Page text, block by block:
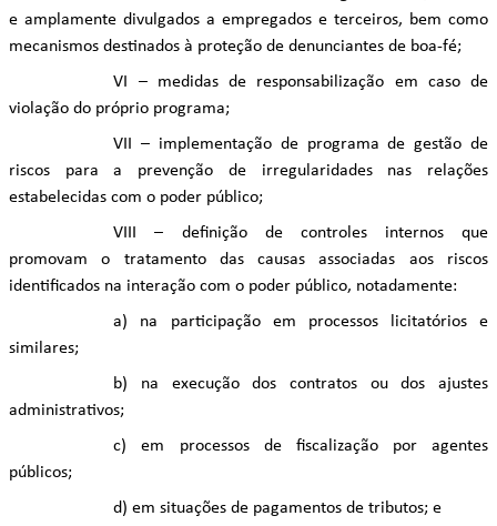
e amplamente divulgados a empregados e terceiros, bem como
mecanismos destinados à proteção de denunciantes de boa-fé;
VI – medidas de responsabilização em caso de
violação do próprio programa;
VII – implementação de programa de gestão de
riscos para a prevenção de irregularidades nas relações
estabelecidas com o poder público;
VIII – definição de controles internos que
promovam o tratamento das causas associadas aos riscos
identificados na interação com o poder público, notadamente:
a) na participação em processos licitatórios e
similares;
b) na execução dos contratos ou dos ajustes
administrativos;
c) em processos de fiscalização por agentes
públicos;
d) em situações de pagamentos de tributos; e